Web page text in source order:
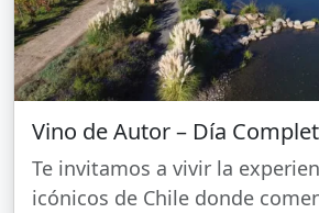
Vino de Autor – Día
Te invitamos a vivir la
icónicos de Chile donde